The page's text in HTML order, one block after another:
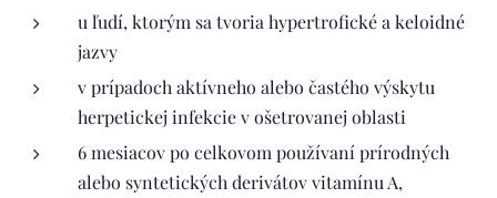
u ľudí, ktorým sa tvoria hypertrofické a keloidné
jazvy
v prípadoch aktívneho alebo častého výskytu
herpetickej infekcie v ošetrovanej oblasti
6 mesiacov po celkovom používaní prírodných
alebo syntetických derivátov vitamínu A,